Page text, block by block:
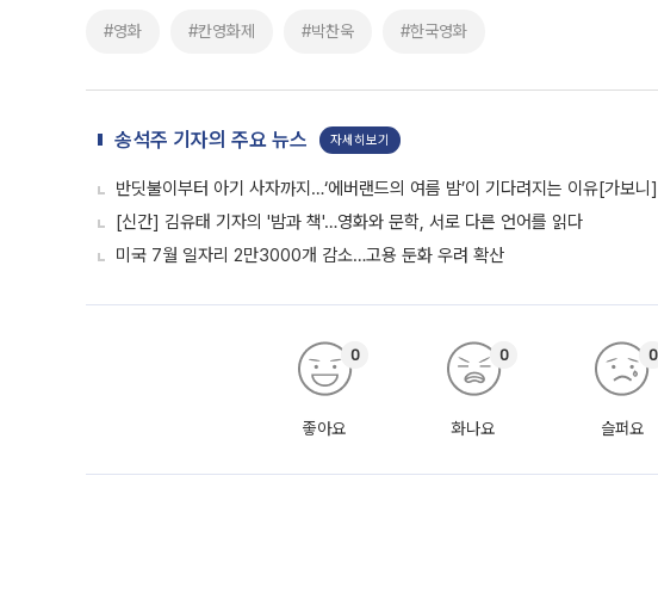
#영화 #칸영화제 #박찬욱 #한국영화
송석주 기자의 주요 뉴스 자세히보기
반딧불이부터 아기 사자까지…‘에버랜드의 여름 밤’이 기다려지는 이유[가보니]
[신간] 김유태 기자의 '밤과 책'…영화와 문학, 서로 다른 언어를 읽다
미국 7월 일자리 2만3000개 감소…고용 둔화 우려 확산
좋아요
0
화나요
0
슬퍼요
0